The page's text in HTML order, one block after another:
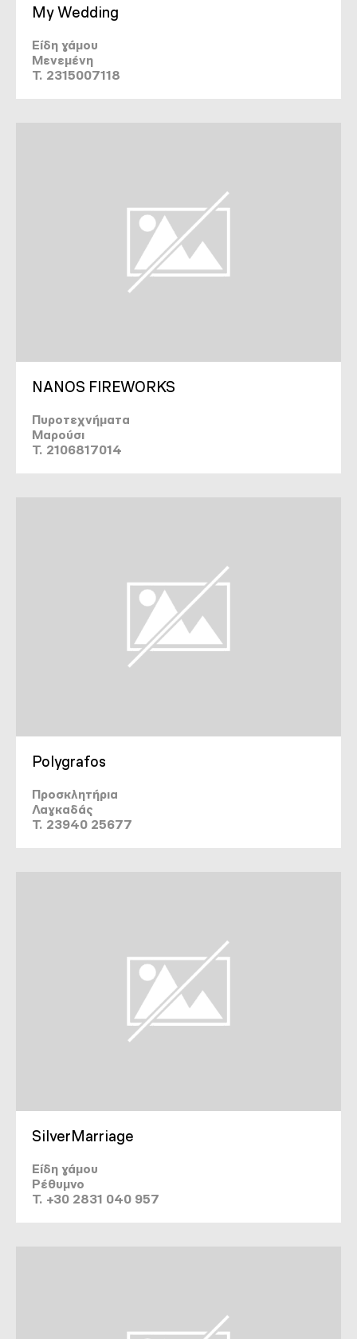
My Wedding
Είδη γάμου
Μενεμένη
T. 2315007118
NANOS FIREWORKS
Πυροτεχνήματα
Μαρούσι
T. 2106817014
Polygrafos
Προσκλητήρια
Λαγκαδάς
T. 23940 25677
SilverMarriage
Είδη γάμου
Ρέθυμνο
T. +30 2831 040 957